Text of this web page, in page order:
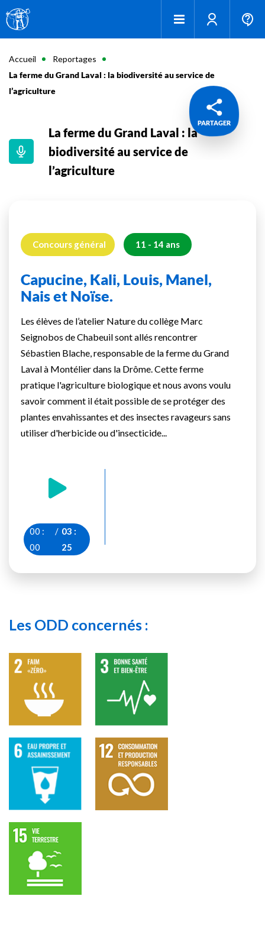
Accueil
Reportages
La ferme du Grand Laval : la biodiversité au service de
l’agriculture
PARTAGER
La ferme du Grand Laval : la
biodiversité au service de
l’agriculture
Concours général 11 - 14 ans
Capucine, Kali, Louis, Manel,
Nais et Noïse.
Les élèves de l’atelier Nature du collège Marc
Seignobos de Chabeuil sont allés rencontrer
Sébastien Blache, responsable de la ferme du Grand
Laval à Montélier dans la Drôme. Cette ferme
pratique l'agriculture biologique et nous avons voulu
savoir comment il était possible de se protéger des
plantes envahissantes et des insectes ravageurs sans
utiliser d'herbicide ou d'insecticide...
00 :
00
/ 03 :
25
Les ODD concernés :